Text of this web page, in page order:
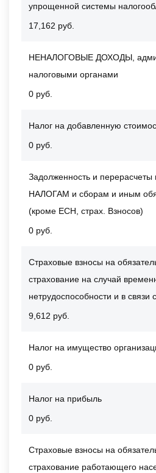
упрощенной системы
17,162 руб.
НЕНАЛОГОВЫЕ ДОХОДЫ,
налоговыми органами
0 руб.
Налог на добавленную
0 руб.
Задолженность и
НАЛОГАМ и сборам и иным
(кроме ЕСН, страх. Взносов)
0 руб.
Страховые взносы на
страхование на случай
нетрудоспособности и в связи
9,612 руб.
Налог на имущество
0 руб.
Налог на прибыль
0 руб.
Страховые взносы на
страхование работающего